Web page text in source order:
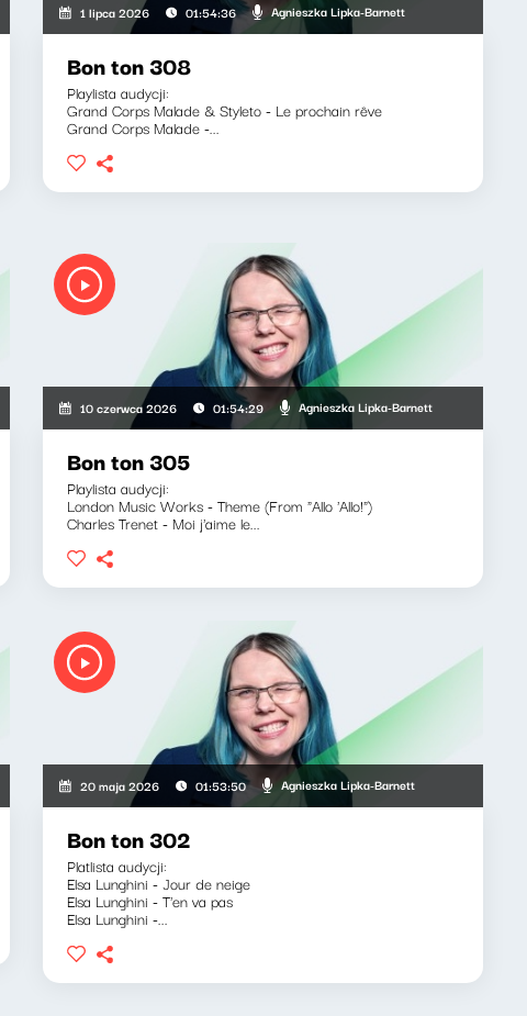
1 lipca 2026 01:54:36 Agnieszka Lipka-Barnett
Bon ton 308
Playlista audycji:
Grand Corps Malade & Styleto - Le prochain rêve
Grand Corps Malade -...
10 czerwca 2026 01:54:29 Agnieszka Lipka-Barnett
Bon ton 305
Playlista audycji:
London Music Works - Theme (From "Allo 'Allo!")
Charles Trenet - Moi j'aime le...
20 maja 2026 01:53:50 Agnieszka Lipka-Barnett
Bon ton 302
Platlista audycji:
Elsa Lunghini - Jour de neige
Elsa Lunghini - T'en va pas
Elsa Lunghini -...